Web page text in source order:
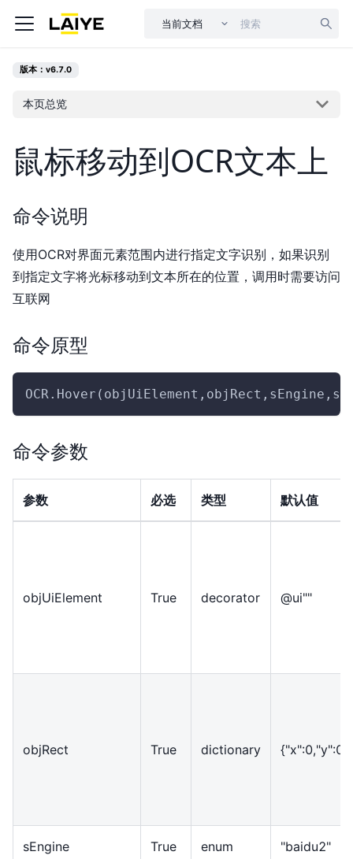
当前文档
版本：v6.7.0
本页总览
鼠标移动到OCR文本上
命令说明
使用OCR对界面元素范围内进行指定文字识别，如果识别
到指定文字将光标移动到文本所在的位置，调用时需要访问
互联网
命令原型
命令参数
参数 必选 类型 默认值
objUiElement True decorator @ui""
objRect True dictionary {
sEngine True enum "baidu2"